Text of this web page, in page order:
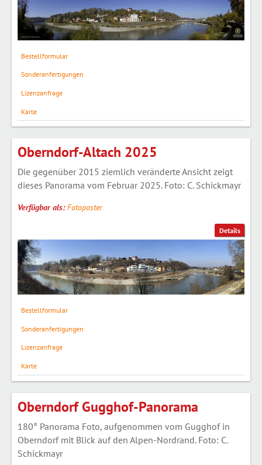
Bestellformular
Sonderanfertigungen
Lizenzanfrage
Karte
Details
Oberndorf-Altach 2025
Die gegenüber 2015 ziemlich veränderte Ansicht zeigt
dieses Panorama vom Februar 2025. Foto: C. Schickmayr
Verfügbar als:Fotoposter
Bestellformular
Sonderanfertigungen
Lizenzanfrage
Karte
Oberndorf Gugghof-Panorama
180° Panorama Foto, aufgenommen vom Gugghof in
Oberndorf mit Blick auf den Alpen-Nordrand. Foto: C.
Schickmayr